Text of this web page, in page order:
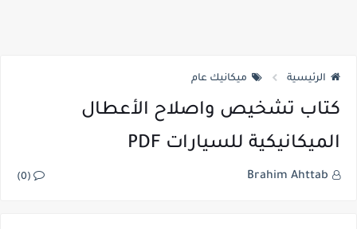
الرئيسية ميكانيك عام
كتاب تشخيص واصلاح الأعطال
الميكانيكية للسيارات PDF
Brahim Ahttab
(0)